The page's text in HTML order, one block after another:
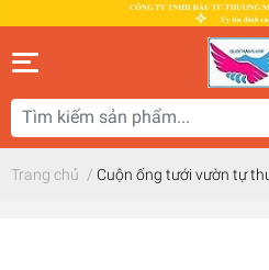
Trang chủ / Cuộn ống tưới vườn tự